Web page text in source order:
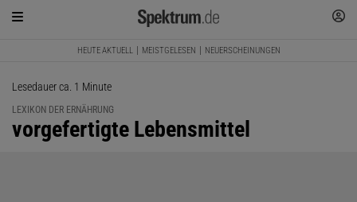
HEUTE AKTUELL MEISTGELESEN NEUERSCHEINUNGEN
Lesedauer ca. 1 Minute
LEXIKON DER ERNÄHRUNG
:
vorgefertigte Lebensmittel